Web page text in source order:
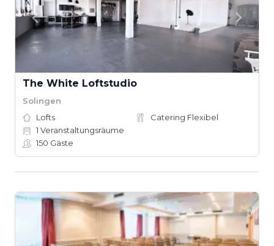
The White Loftstudio
Solingen
Lofts
Catering Flexibel
1 Veranstaltungsräume
150 Gäste